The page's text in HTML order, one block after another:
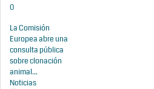
0
La Comisión
Europea abre una
consulta pública
sobre clonación
animal...
Noticias